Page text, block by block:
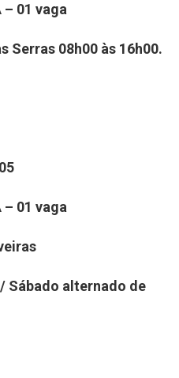
– 01 vaga
Serras 08h00 às 16h00.
– 01 vaga
Sábado alternado de